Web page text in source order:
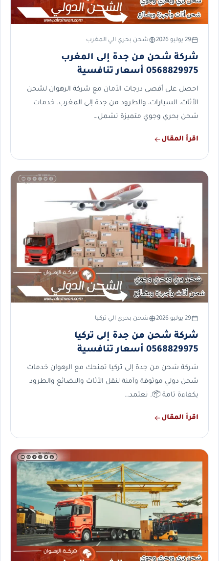
29 يوليو 2026 شحن بحري الي المغرب
شركة شحن من جدة إلى المغرب
0568829975 أسعار تنافسية
احصل على أقصى درجات الأمان مع شركة الرهوان لشحن
الأثاث، السيارات، والطرود من جدة إلى المغرب. خدمات
شحن بحري وجوي متميزة تشمل…
اقرأ المقال
29 يوليو 2026 شحن بحري الي تركيا
شركة شحن من جدة إلى تركيا
0568829975 أسعار تنافسية
شركة شحن من جدة إلى تركيا تمنحك مع الرهوان خدمات
شحن دولي موثوقة وآمنة لنقل الأثاث والبضائع والطرود
بكفاءة تامة 📦. نعتمد…
اقرأ المقال